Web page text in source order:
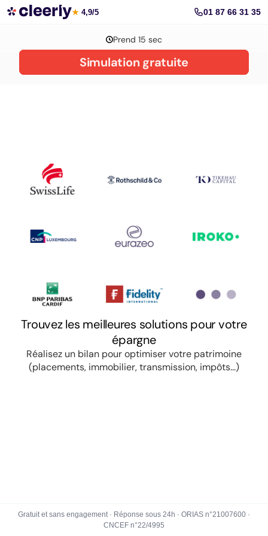
La gestion de patrimoine avec Cleerly
★ 4,9/5 01 87 66 31 35
Gratuit et sans engagement · Réponse sous 24h · ORIAS n°21007600 ·
CNCEF n°22/4995